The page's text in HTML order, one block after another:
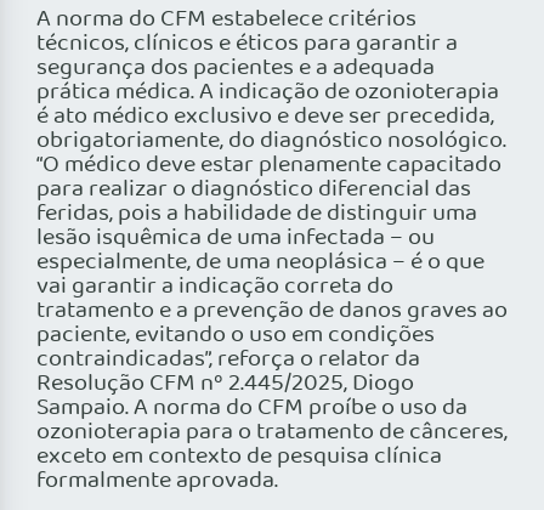
A norma do CFM estabelece critérios
técnicos, clínicos e éticos para garantir a
segurança dos pacientes e a adequada
prática médica. A indicação de ozonioterapia
é ato médico exclusivo e deve ser precedida,
obrigatoriamente, do diagnóstico nosológico.
“O médico deve estar plenamente capacitado
para realizar o diagnóstico diferencial das
feridas, pois a habilidade de distinguir uma
lesão isquêmica de uma infectada – ou
especialmente, de uma neoplásica – é o que
vai garantir a indicação correta do
tratamento e a prevenção de danos graves ao
paciente, evitando o uso em condições
contraindicadas”, reforça o relator da
Resolução CFM nº 2.445/2025, Diogo
Sampaio. A norma do CFM proíbe o uso da
ozonioterapia para o tratamento de cânceres,
exceto em contexto de pesquisa clínica
formalmente aprovada.